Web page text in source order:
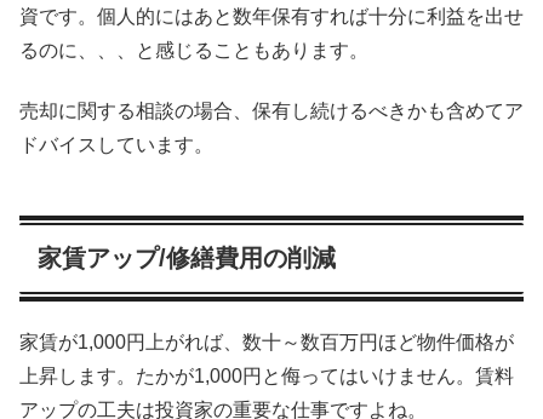
資です。個人的にはあと数年保有すれば十分に利益を出せ
るのに、、、と感じることもあります。
売却に関する相談の場合、保有し続けるべきかも含めてア
ドバイスしています。
家賃アップ/修繕費用の削減
家賃が1,000円上がれば、数十～数百万円ほど物件価格が
上昇します。たかが1,000円と侮ってはいけません。賃料
アップの工夫は投資家の重要な仕事ですよね。